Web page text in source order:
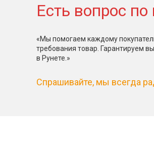
Есть вопрос по
«Мы помогаем каждому
требования товар. Гарантируем
в Рунете.»
Спрашивайте, мы всегда